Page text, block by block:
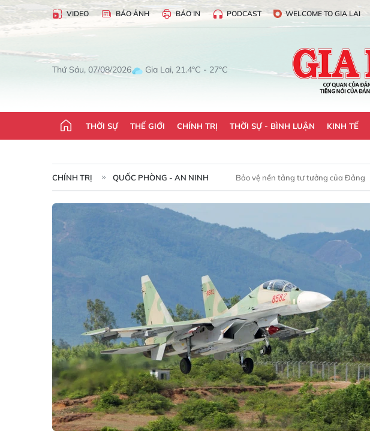
VIDEO BÁO ẢNH BÁO IN PODCAST WELCOME TO GIA LAI
Thứ Sáu, 07/08/2026 Gia Lai, 21.4°C - 27°C
THỜI SỰ THẾ GIỚI CHÍNH TRỊ THỜI SỰ - BÌNH LUẬN KINH TẾ
CHÍNH TRỊ QUỐC PHÒNG - AN NINH Bảo vệ nền tảng tư tưởng của Đảng